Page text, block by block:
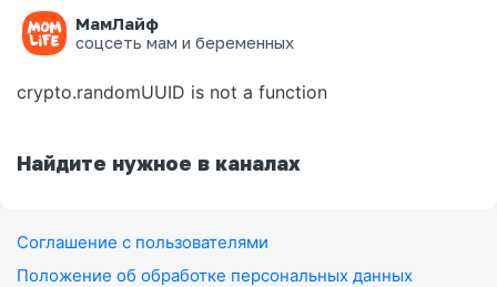
МамЛайф
соцсеть мам и беременных
Ошибка на странице
crypto.randomUUID is not a function
Найдите нужное в каналах
Соглашение с пользователями
Положение об обработке персональных данных